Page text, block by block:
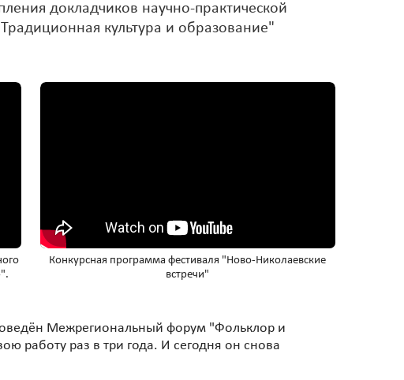
докладчиков научно-практической
культура и образование"
Конкурсная программа фестиваля "Ново-Николаевские
встречи"
Межрегиональный форум "Фольклор и
работу раз в три года. И сегодня он снова